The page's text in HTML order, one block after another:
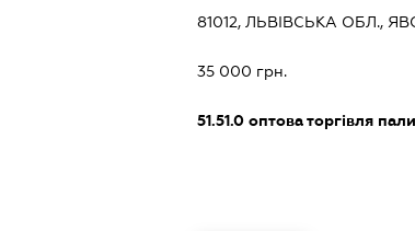
81012, ЛЬВІВСЬКА ОБЛ.,
35 000 грн.
51.51.0 оптова торгівля